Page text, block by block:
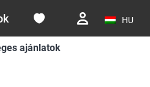
ajánlatok
HU